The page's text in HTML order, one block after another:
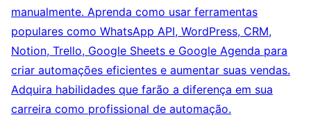
manualmente. Aprenda como usar ferramentas
populares como WhatsApp API, WordPress, CRM,
Notion, Trello, Google Sheets e Google Agenda para
criar automações eficientes e aumentar suas vendas.
Adquira habilidades que farão a diferença em sua
carreira como profissional de automação.